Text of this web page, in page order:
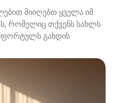
მიიღებთ ყველა იმ
რომელიც თქვენს სახლს
გახდის